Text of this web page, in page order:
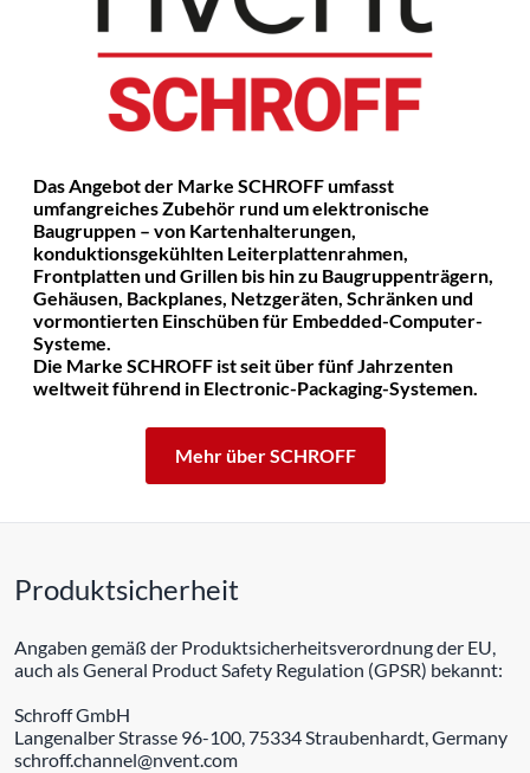
Das Angebot der Marke SCHROFF umfasst
umfangreiches Zubehör rund um elektronische
Baugruppen – von Kartenhalterungen,
konduktionsgekühlten Leiterplattenrahmen,
Frontplatten und Grillen bis hin zu Baugruppenträgern,
Gehäusen, Backplanes, Netzgeräten, Schränken und
vormontierten Einschüben für Embedded-Computer-
Systeme.
Die Marke SCHROFF ist seit über fünf Jahrzenten
weltweit führend in Electronic-Packaging-Systemen.
Mehr über SCHROFF
Produktsicherheit
Angaben gemäß der Produktsicherheitsverordnung der EU,
auch als General Product Safety Regulation (GPSR) bekannt:
Schroff GmbH
Langenalber Strasse 96-100, 75334 Straubenhardt, Germany
schroff.channel@nvent.com